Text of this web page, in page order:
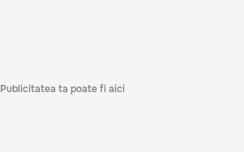
Publicitatea ta poate fi aici